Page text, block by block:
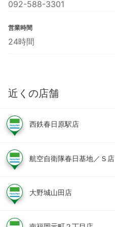
092-588-3301
営業時間
24時間
近くの店舗
西鉄春日原駅店
航空自衛隊春日基地／Ｓ店
大野城山田店